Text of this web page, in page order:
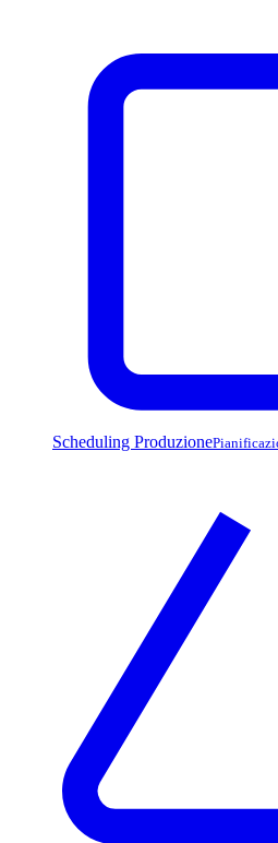
Scheduling Produzione